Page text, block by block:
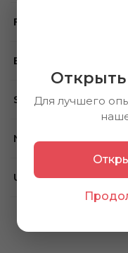
Для лучшего
Feedback
Brand
Store availability
Note
Using method